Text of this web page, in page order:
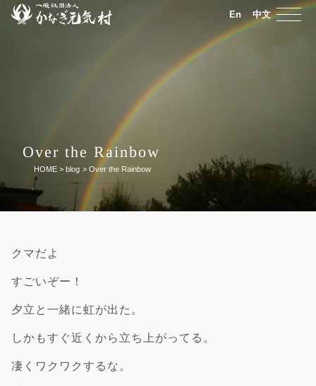
En 中文
Over the Rainbow
HOME > blog > Over the Rainbow
クマだよ
すごいぞー！
夕立と一緒に虹が出た。
しかもすぐ近くから立ち上がってる。
凄くワクワクするな。